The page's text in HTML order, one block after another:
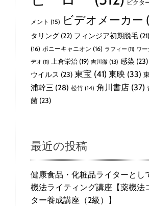
ビクタ
メント (15) ビデオメーカー
タリング (22) フィンジア初期脱毛 (21)
(16) ポニーキャニオン (16) ラフィー (11) ワー
デオ (11) 上倉栄治 (19) 吉川徹 (13) 感染 (23)
ウイルス (23) 東宝 (41) 東映 (33)
浦幹三 (28) 松竹 (14) 角川書店 (37)
菌 (23)
最近の投稿
健康食品・化粧品ライターとし
機法ライティング講座【薬機法
ター養成講座（2級）】